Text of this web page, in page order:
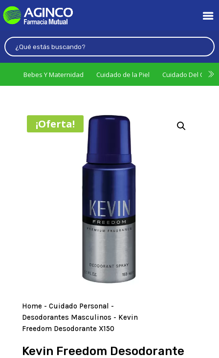
Bebes Y Maternidad Cuidado de la Piel Cuidado Del
¡Oferta!
Home - Cuidado Personal -
Desodorantes Masculinos - Kevin
Freedom Desodorante X150
Kevin Freedom Desodorante